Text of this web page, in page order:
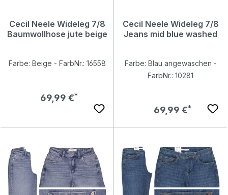
Cecil Neele Wideleg 7/8
Baumwollhose jute beige
Farbe: Beige - FarbNr.: 16558
Regulärer Preis:
69,99 €
Cecil Neele Wideleg 7/8
Jeans mid blue washed
Farbe: Blau angewaschen -
FarbNr.: 10281
Regulärer Preis:
69,99 €